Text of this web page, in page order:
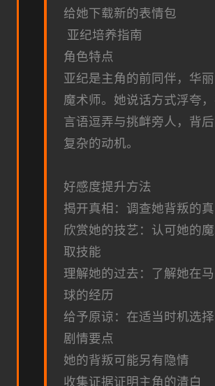
给她下载新的表情包
亚纪培养指南
角色特点
亚纪是主角的前同伴，华
魔术师。她说话方式浮夸
言语逗弄与挑衅旁人，背
复杂的动机。
好感度提升方法
揭开真相：调查她背叛的
欣赏她的技艺：认可她的
取技能
理解她的过去：了解她在
球的经历
给予原谅：在适当时机选
剧情要点
她的背叛可能另有隐情
收集证据证明主角的清白